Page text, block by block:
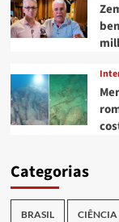
Categorias
BRASIL